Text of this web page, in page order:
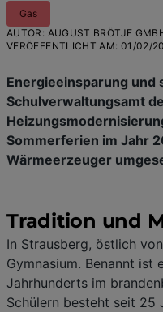
Gas
AUTOR : AUGUST BRÖTJE
VERÖFFENTLICHT AM: 01/02/
Energieeinsparung und
Schulverwaltungsamt
Sommerferien im Jahr
Wärmeerzeuger
Tradition und
In Strausberg, östlich
Gymnasium. Benannt ist
Jahrhunderts im
Schülern besteht seit 25